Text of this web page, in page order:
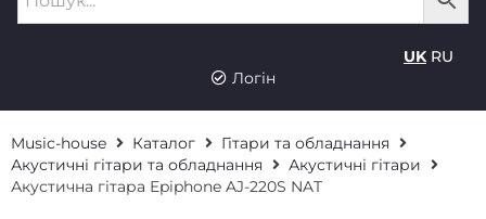
UK RU
Логін
Music-house Каталог
Гітари та обладнання
Акустичні гітари та обладнання
Акустичні гітари
Акустична гітара Epiphone AJ-220S NAT